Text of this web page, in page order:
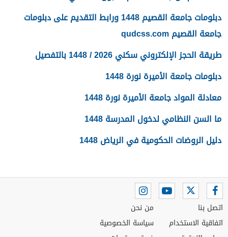
دبلومات جامعة القصيم 1448 ورابط التقديم على دبلومات
جامعة القصيم qudcss.com
طريقة الحجز الإلكتروني سكني 2026 / 1448 بالتفصيل
دبلومات جامعة الأميرة نورة 1448
معادلة المواد جامعة الأميرة نورة 1448
ما السن النظامي لدخول المدرسة 1448
دليل الروضات الحكومية في الرياض 1448
اتصل بنا
اتفاقية الاستخدام
من نحن
سياسة الخصوصية